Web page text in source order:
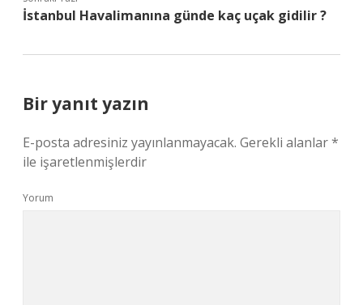
İstanbul Havalimanına günde kaç uçak gidilir ?
Bir yanıt yazın
E-posta adresiniz yayınlanmayacak. Gerekli alanlar*
ile işaretlenmişlerdir
Yorum